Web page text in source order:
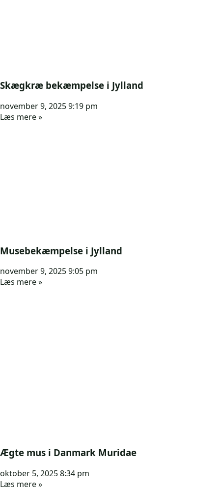
Skægkræ bekæmpelse i Jylland
november 9, 20259:19 pm
Læs mere »
Musebekæmpelse i Jylland
november 9, 20259:05 pm
Læs mere »
Ægte mus i Danmark Muridae
oktober 5, 20258:34 pm
Læs mere »